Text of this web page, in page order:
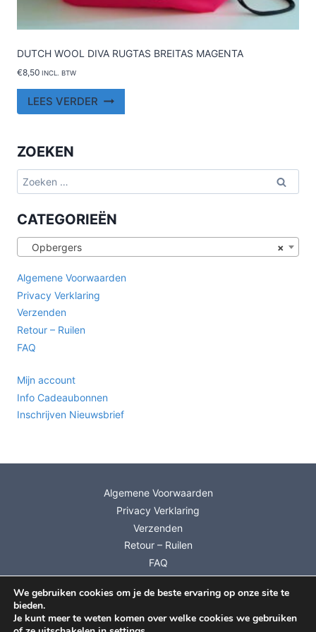
DUTCH WOOL DIVA RUGTAS BREITAS MAGENTA
€8,50 INCL. BTW
LEES VERDER
ZOEKEN
Zoeken
naar:
CATEGORIEËN
×
Opbergers
Algemene Voorwaarden
Privacy Verklaring
Verzenden
Retour – Ruilen
FAQ
Mijn account
Info Cadeaubonnen
Inschrijven Nieuwsbrief
Algemene Voorwaarden
Privacy Verklaring
Verzenden
Retour – Ruilen
FAQ
Mijn account
Info Cadeaubonnen
Inschrijven Nieuwsbrief
We gebruiken cookies om je de beste ervaring op onze site te
bieden.
Je kunt meer te weten komen over welke cookies we gebruiken